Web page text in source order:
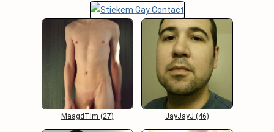
MaagdTim (27) JayJayJ (46)